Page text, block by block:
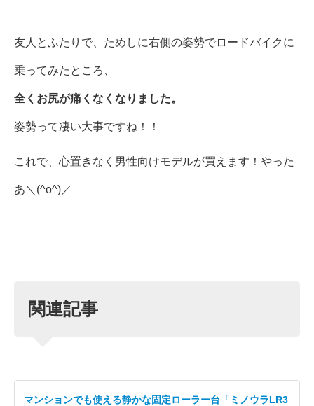
友人とふたりで、ためしに右側の姿勢でロードバイクに
乗ってみたところ、
全くお尻が痛くなくなりました。
姿勢って凄い大事ですね！！
これで、心置きなく男性向けモデルが買えます！やった
あ＼(^o^)／
関連記事
マンションでも使える静かな固定ローラー台「ミノウラLR3